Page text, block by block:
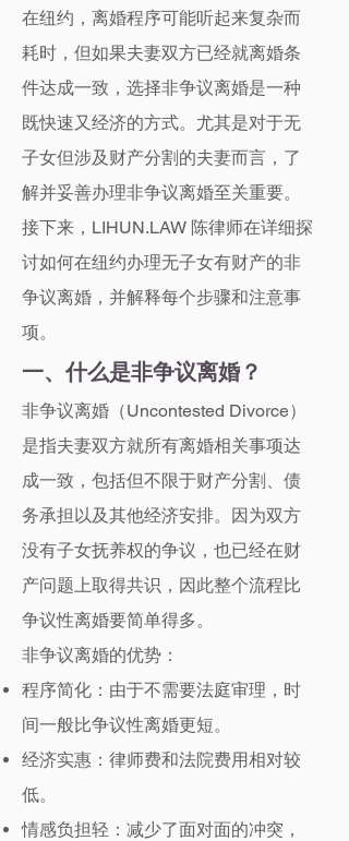
在纽约，离婚程序可能听起来复杂而
耗时，但如果夫妻双方已经就离婚条
件达成一致，选择非争议离婚是一种
既快速又经济的方式。尤其是对于无
子女但涉及财产分割的夫妻而言，了
解并妥善办理非争议离婚至关重要。
接下来，LIHUN.LAW 陈律师在详细探
讨如何在纽约办理无子女有财产的非
争议离婚，并解释每个步骤和注意事
项。
一、什么是非争议离婚？
非争议离婚（Uncontested Divorce）
是指夫妻双方就所有离婚相关事项达
成一致，包括但不限于财产分割、债
务承担以及其他经济安排。因为双方
没有子女抚养权的争议，也已经在财
产问题上取得共识，因此整个流程比
争议性离婚要简单得多。
非争议离婚的优势：
程序简化：由于不需要法庭审理，时
间一般比争议性离婚更短。
经济实惠：律师费和法院费用相对较
低。
情感负担轻：减少了面对面的冲突，